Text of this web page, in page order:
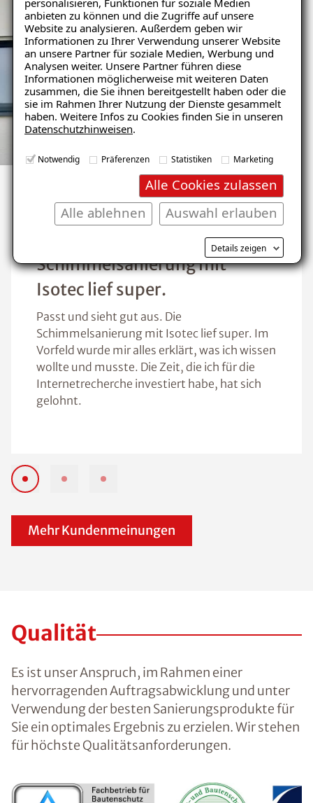
personalisieren, Funktionen für soziale Medien
anbieten zu können und die Zugriffe auf unsere
Website zu analysieren. Außerdem geben wir
Informationen zu Ihrer Verwendung unserer Website
an unsere Partner für soziale Medien, Werbung und
Analysen weiter. Unsere Partner führen diese
Informationen möglicherweise mit weiteren Daten
zusammen, die Sie ihnen bereitgestellt haben oder die
sie im Rahmen Ihrer Nutzung der Dienste gesammelt
haben. Weitere Infos zu Cookies finden Sie in unseren
Datenschutzhinweisen.
Notwendig Präferenzen Statistiken Marketing
Alle Cookies zulassen
Auswahl erlauben
Alle ablehnen
Details zeigen
Passt und sieht gut aus. Die
Schimmelsanierung mit
Isotec lief super.
Passt und sieht gut aus. Die
Schimmelsanierung mit Isotec lief super. Im
Vorfeld wurde mir alles erklärt, was ich wissen
wollte und musste. Die Zeit, die ich für die
Internetrecherche investiert habe, hat sich
gelohnt.
Mehr Kundenmeinungen
Qualität
Es ist unser Anspruch, im Rahmen einer
hervorragenden Auftragsabwicklung und unter
Verwendung der besten Sanierungsprodukte für
Sie ein optimales Ergebnis zu erzielen. Wir stehen
für höchste Qualitätsanforderungen.